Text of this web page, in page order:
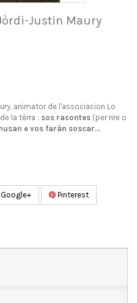
Justin Maury
animator de l'associacion Lo
la tèrra : sos racontes (per rire o
e vos faràn soscar…
Google+ Pinterest